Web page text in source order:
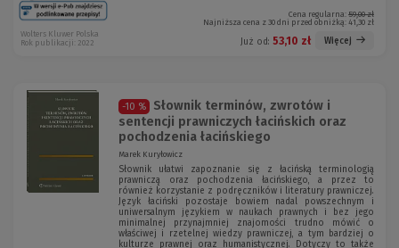
Cena regularna: 59,00 zł
Najniższa cena z 30 dni przed obniżką: 41,30 zł
Już od: 53,10 zł Więcej
Wolters Kluwer Polska
Rok publikacji: 2022
-10 %
Słownik terminów, zwrotów i
sentencji prawniczych łacińskich oraz
pochodzenia łacińskiego
Marek Kuryłowicz
Słownik ułatwi zapoznanie się z łacińską terminologią
prawniczą oraz pochodzenia łacińskiego, a przez to
również korzystanie z podręczników i literatury prawniczej.
Język łaciński pozostaje bowiem nadal powszechnym i
uniwersalnym językiem w naukach prawnych i bez jego
minimalnej przynajmniej znajomości trudno mówić o
właściwej i rzetelnej wiedzy prawniczej, a tym bardziej o
kulturze prawnej oraz humanistycznej. Dotyczy to także